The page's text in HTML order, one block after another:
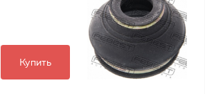
Купить